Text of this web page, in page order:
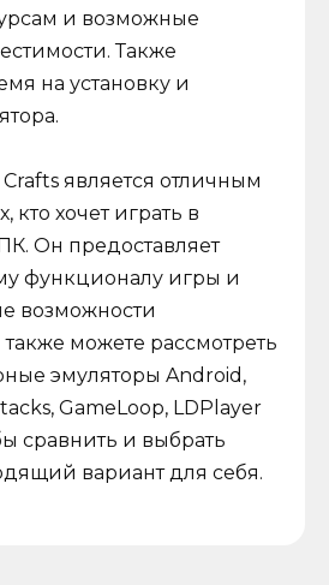
и возможные
Также
на установку и
является отличным
кто хочет играть в
Он предоставляет
функционалу игры и
возможности
можете рассмотреть
эмуляторы Android,
GameLoop, LDPlayer
сравнить и выбрать
вариант для себя.